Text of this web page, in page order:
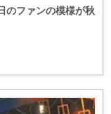
のファンの模様が秋